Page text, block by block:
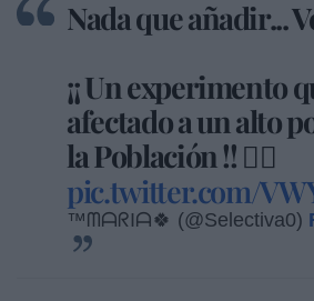
Nada que añadir...
¡¡ Un experimento
afectado a un alto
la Población !! 👇🏼
pic.twitter.com/
™ᗰᗩᖇIᗩ🍀 (@Selectiva0)